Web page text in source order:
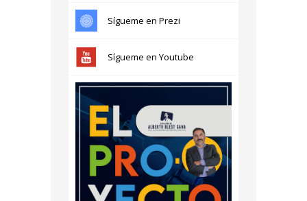
Sígueme en Prezi
Sígueme en Youtube